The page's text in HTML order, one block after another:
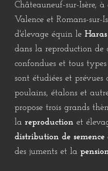
Châteauneuf-sur-Isère, à
Valence et Romans-sur-
d'élevage équin le
dans la reproduction de
confondues et tous
sont étudiées et prévues
poulains, étalons et
propose trois grands
la reproduction et
distribution de semence
des juments et la